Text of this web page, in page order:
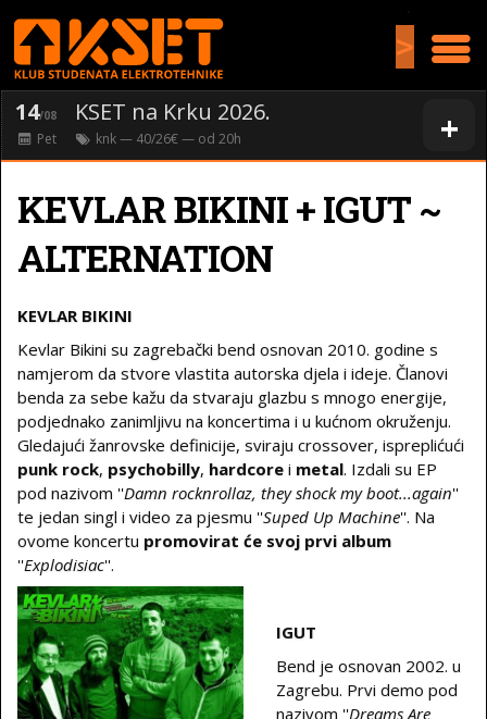
>
+
14/08 KSET na Krku 2026.
Pet knk— 40/26€ — od 20h
KEVLAR BIKINI + IGUT ~
ALTERNATION
KEVLAR BIKINI
Kevlar Bikini su zagrebački bend osnovan 2010. godine s
namjerom da stvore vlastita autorska djela i ideje. Članovi
benda za sebe kažu da stvaraju glazbu s mnogo energije,
podjednako zanimljivu na koncertima i u kućnom okruženju.
Gledajući žanrovske definicije, sviraju crossover, ispreplićući
punk rock, psychobilly, hardcore i metal. Izdali su EP
pod nazivom ''Damn rocknrollaz, they shock my boot...again''
te jedan singl i video za pjesmu ''Suped Up Machine''. Na
ovome koncertu promovirat će svoj prvi album
''Explodisiac''.
IGUT
Bend je osnovan 2002. u
Zagrebu. Prvi demo pod
nazivom ''Dreams Are